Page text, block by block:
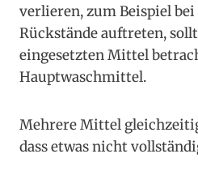
verlieren, zum Beispiel
Rückstände auftreten,
eingesetzten Mittel
Hauptwaschmittel.
Mehrere Mittel
dass etwas nicht